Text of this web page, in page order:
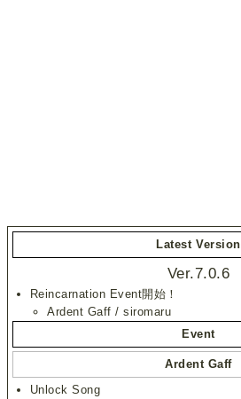
Latest Version
Ver.7.0.6
Reincarnation Event開始！
Ardent Gaff / siromaru
Event
Ardent Gaff
Unlock Song